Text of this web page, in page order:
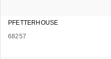
PFETTERHOUSE
68257